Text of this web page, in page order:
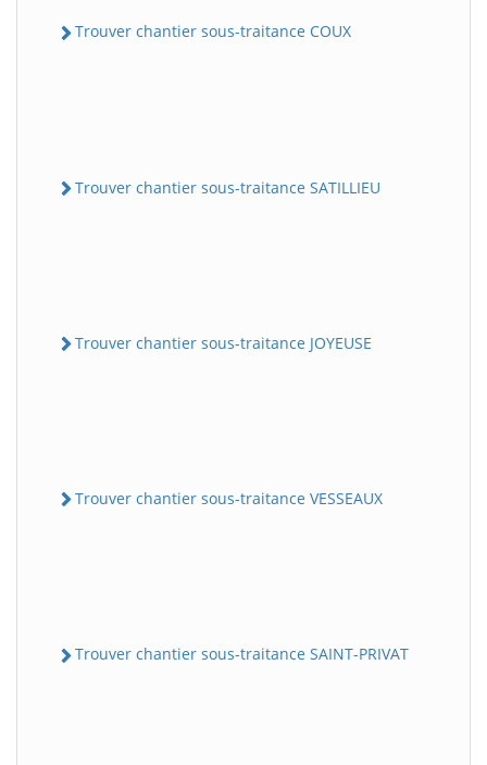
Trouver chantier sous-traitance COUX
Trouver chantier sous-traitance SATILLIEU
Trouver chantier sous-traitance JOYEUSE
Trouver chantier sous-traitance VESSEAUX
Trouver chantier sous-traitance SAINT-PRIVAT